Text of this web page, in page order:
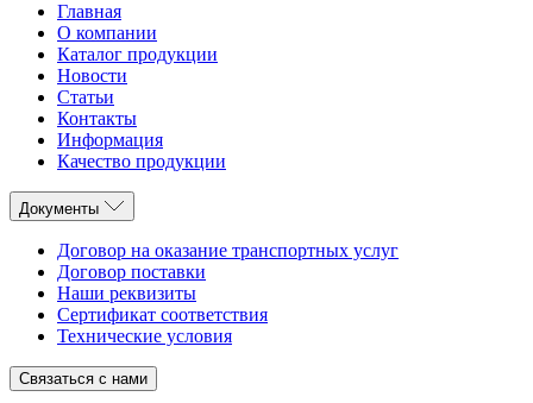
Главная
О компании
Каталог продукции
Новости
Статьи
Контакты
Информация
Качество продукции
Документы
Договор на оказание транспортных услуг
Договор поставки
Наши реквизиты
Сертификат соответствия
Технические условия
Связаться с нами